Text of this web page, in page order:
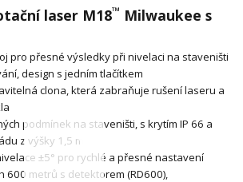
laser M18™ Milwaukee s
pro přesné výsledky při nivelaci na staveništi
design s jedním tlačítkem
clona, která zabraňuje rušení laseru a
podmínek na staveništi, s krytím IP 66 a
z výšky 1,5 m
±5° pro rychlé a přesné nastavení
600 metrů s detektorem (RD600),